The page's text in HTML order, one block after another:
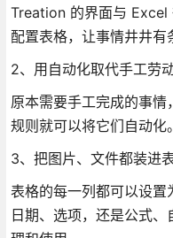
Treation 的界面与 Excel
配置表格，让事情井井有
2、用自动化取代手工劳动
原本需要手工完成的事
规则就可以将它们自动化。
3、把图片、文件都装进表
表格的每一列都可以设置
日期、选项，还是公式